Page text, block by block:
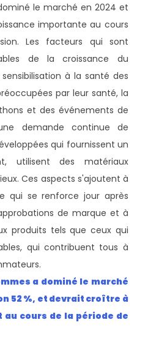
le marché en 2024 et
importante au cours
Les facteurs qui sont
de la croissance du
à la santé des
par leur santé, la
et des événements de
demande continue de
qui fournissent un
utilisent des matériaux
Ces aspects s'ajoutent à
qui se renforce jour après
de marque et à
produits tels que ceux qui
qui contribuent tous à
a dominé le marché
52 %, et devrait croître à
au cours de la période de